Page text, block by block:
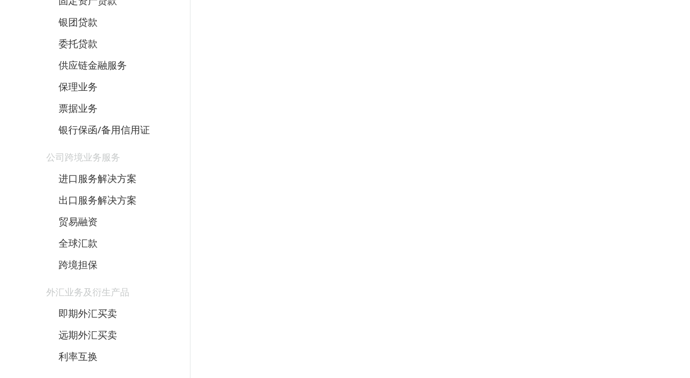
银团贷款
委托贷款
供应链金融服务
保理业务
票据业务
银行保函/备用信用证
公司跨境业务服务
进口服务解决方案
出口服务解决方案
贸易融资
全球汇款
跨境担保
外汇业务及衍生产品
即期外汇买卖
远期外汇买卖
利率互换